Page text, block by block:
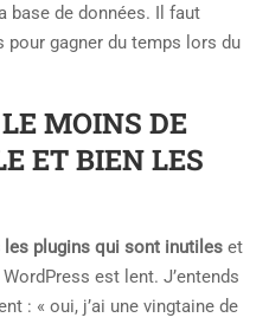
base de données. Il faut
pour gagner du temps lors du
MOINS DE
ET BIEN LES
les plugins qui sont inutiles et
est lent. J’entends
: « oui, j’ai une vingtaine de